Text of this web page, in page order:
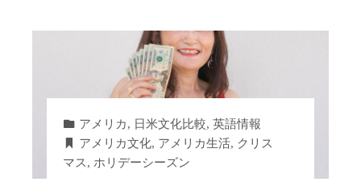
アメリカ, 日米文化比較,英語情報
アメリカ文化, アメリカ生活, クリス
マス, ホリデーシーズン